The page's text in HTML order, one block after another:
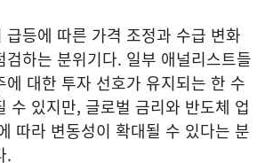
급등에 따른 가격 조정과 수급 변화
검하는 분위기다. 일부 애널리스트들
에 대한 투자 선호가 유지되는 한 수
수 있지만, 글로벌 금리와 반도체 업
따라 변동성이 확대될 수 있다는 분
.